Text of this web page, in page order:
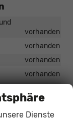
vorhanden
vorhanden
vorhanden
vorhanden
vorhanden
vorhanden
Dienste